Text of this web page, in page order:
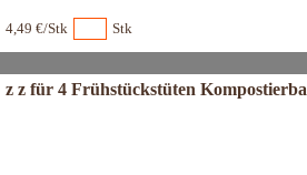
4,49 €/Stk Stk
z z für 4 Frühstückstüten Kompostierba